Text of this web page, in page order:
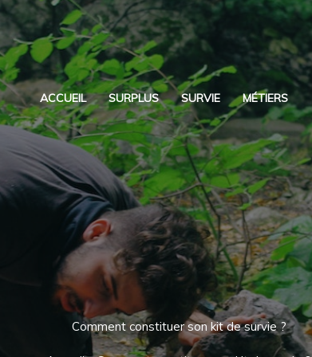
ACCUEIL SURPLUS SURVIE MÉTIERS
Comment constituer son kit de survie ?